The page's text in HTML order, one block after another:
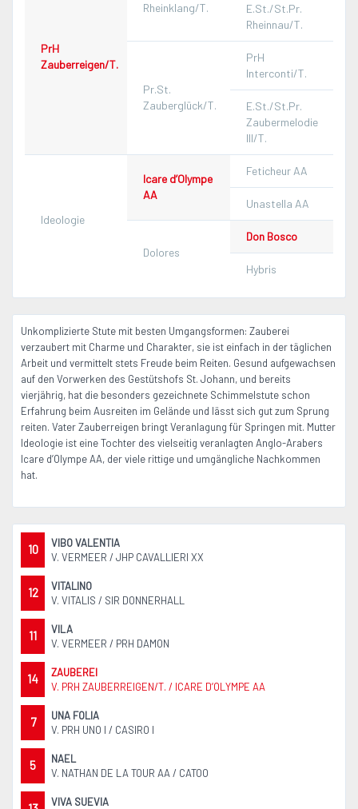
PrH
Zauberreigen/T.
Rheinklang/T.
E.St./St.Pr.
Rheinnau/T.
Pr.St.
Zauberglück/T.
PrH
Interconti/T.
E.St./St.Pr.
Zaubermelodie
III/T.
Ideologie
Icare d’Olympe
AA
Feticheur AA
Unastella AA
Dolores
Don Bosco
Hybris
Unkomplizierte Stute mit besten Umgangsformen: Zauberei
verzaubert mit Charme und Charakter, sie ist einfach in der täglichen
Arbeit und vermittelt stets Freude beim Reiten. Gesund aufgewachsen
auf den Vorwerken des Gestütshofs St. Johann, und bereits
vierjährig, hat die besonders gezeichnete Schimmelstute schon
Erfahrung beim Ausreiten im Gelände und lässt sich gut zum Sprung
reiten. Vater Zauberreigen bringt Veranlagung für Springen mit. Mutter
Ideologie ist eine Tochter des vielseitig veranlagten Anglo-Arabers
Icare d’Olympe AA, der viele rittige und umgängliche Nachkommen
hat.
10
VIBO VALENTIA
V. VERMEER / JHP CAVALLIERI XX
12
VITALINO
V. VITALIS / SIR DONNERHALL
11
VILA
V. VERMEER / PRH DAMON
14
ZAUBEREI
V. PRH ZAUBERREIGEN/T. / ICARE D’OLYMPE AA
7
UNA FOLIA
V. PRH UNO I / CASIRO I
5
NAEL
V. NATHAN DE LA TOUR AA / CATOO
VIVA SUEVIA